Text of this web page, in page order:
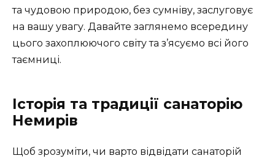
та чудовою природою, без сумніву, заслуговує
на вашу увагу. Давайте заглянемо всередину
цього захоплюючого світу та з’ясуємо всі його
таємниці.
Історія та традиції санаторію
Немирів
Щоб зрозуміти, чи варто відвідати санаторій